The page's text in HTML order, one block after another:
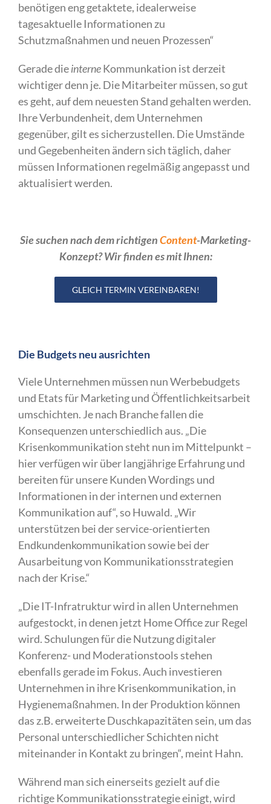
benötigen eng getaktete, idealerweise
tagesaktuelle Informationen zu
Schutzmaßnahmen und neuen Prozessen“
Gerade dieinterneKommunkation ist derzeit
wichtiger denn je. Die Mitarbeiter müssen, so gut
es geht, auf dem neuesten Stand gehalten werden.
Ihre Verbundenheit, dem Unternehmen
gegenüber, gilt es sicherzustellen. Die Umstände
und Gegebenheiten ändern sich täglich, daher
müssen Informationen regelmäßig angepasst und
aktualisiert werden.
Sie suchen nach dem richtigenContent-Marketing-
Konzept? Wir finden es mit Ihnen:
GLEICH TERMIN VEREINBAREN!
Die Budgets neu ausrichten
Viele Unternehmen müssen nun Werbebudgets
und Etats für Marketing und Öffentlichkeitsarbeit
umschichten. Je nach Branche fallen die
Konsequenzen unterschiedlich aus. „Die
Krisenkommunikation steht nun im Mittelpunkt –
hier verfügen wir über langjährige Erfahrung und
bereiten für unsere Kunden Wordings und
Informationen in der internen und externen
Kommunikation auf“, so Huwald. „Wir
unterstützen bei der service-orientierten
Endkundenkommunikation sowie bei der
Ausarbeitung von Kommunikationsstrategien
nach der Krise.“
„Die IT-Infratruktur wird in allen Unternehmen
aufgestockt, in denen jetzt Home Office zur Regel
wird. Schulungen für die Nutzung digitaler
Konferenz- und Moderationstools stehen
ebenfalls gerade im Fokus. Auch investieren
Unternehmen in ihre Krisenkommunikation, in
Hygienemaßnahmen. In der Produktion können
das z.B. erweiterte Duschkapazitäten sein, um das
Personal unterschiedlicher Schichten nicht
miteinander in Kontakt zu bringen“, meint Hahn.
Während man sich einerseits gezielt auf die
richtige Kommunikationsstrategie einigt, wird